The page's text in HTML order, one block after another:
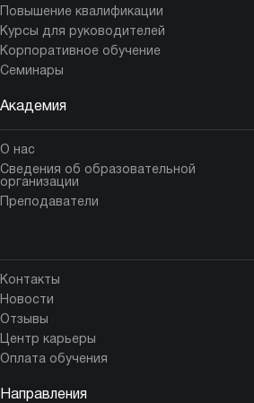
Повышение квалификации
Курсы для руководителей
Корпоративное обучение
Семинары
Академия
О нас
Сведения об образовательной
организации
Преподаватели
Контакты
Новости
Отзывы
Центр карьеры
Оплата обучения
Направления